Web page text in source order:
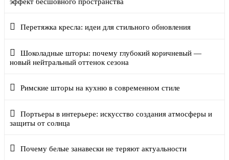
Перетяжка кресла: идеи для стильного обновления
Шоколадные шторы: почему глубокий коричневый —
новый нейтральный оттенок сезона
Римские шторы на кухню в современном стиле
Портьеры в интерьере: искусство создания атмосферы и
защиты от солнца
Почему белые занавески не теряют актуальности